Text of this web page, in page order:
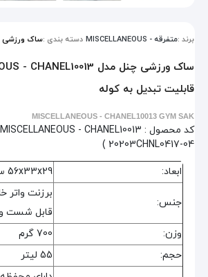
برند :متفرقه - MISCELLANEOUS دسته بندی :ساک ورزشی
قابلیت تبدیل به کوله
MISCELLANEOUS - CHANEL10013 GYM SAK
کد محصول : MISCELLANEOUS - CHANEL10013
20203CHNL0417-04 )
ابعاد: 56x33x29 سانتی‌متر
جنس:
برزنت واتر
قابل شست
وزن:
700 گرم
حجم:
55 لیتر